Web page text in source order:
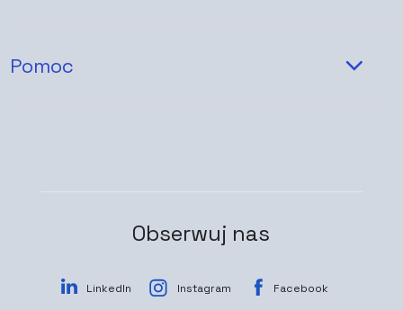
Pomoc
Obserwuj nas
LinkedIn Instagram Facebook